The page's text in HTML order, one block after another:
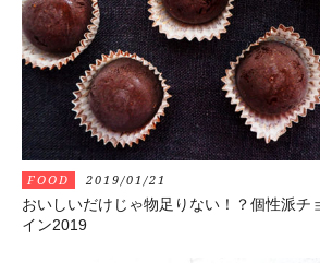
FOOD 2019/01/21
おいしいだけじゃ物足りない！？個性派チ
イン2019